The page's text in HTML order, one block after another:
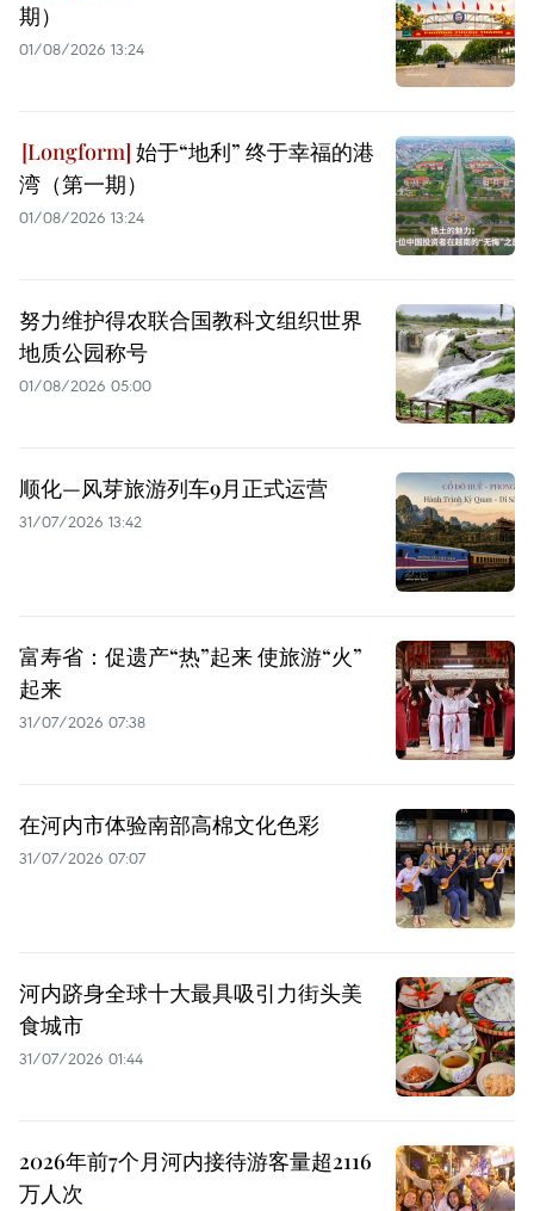
期）
01/08/2026 13:24
始于“地利” 终于幸福的港
湾（第一期）
01/08/2026 13:24
努力维护得农联合国教科文组织世界
地质公园称号
01/08/2026 05:00
顺化—风芽旅游列车9月正式运营
31/07/2026 13:42
富寿省：促遗产“热”起来 使旅游“火”
起来
31/07/2026 07:38
在河内市体验南部高棉文化色彩
31/07/2026 07:07
河内跻身全球十大最具吸引力街头美
食城市
31/07/2026 01:44
2026年前7个月河内接待游客量超2116
万人次